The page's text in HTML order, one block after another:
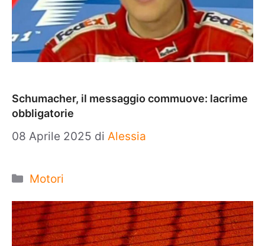
Schumacher, il messaggio commuove: lacrime
obbligatorie
08 Aprile 2025 di Alessia
Categorie
Motori